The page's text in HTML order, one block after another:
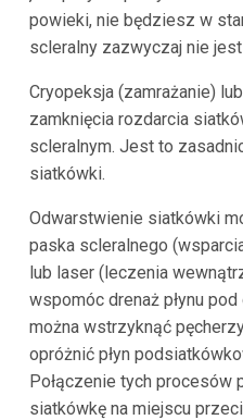
powieki, nie będziesz w
scleralny zazwyczaj nie jest
Cryopeksja (zamrażanie)
zamknięcia rozdarcia
scleralnym. Jest to
siatkówki.
Odwarstwienie siatkówki
paska scleralnego
lub laser (leczenia
wspomóc drenaż płynu
można wstrzyknąć
opróżnić płyn
Połączenie tych procesów
siatkówkę na miejscu